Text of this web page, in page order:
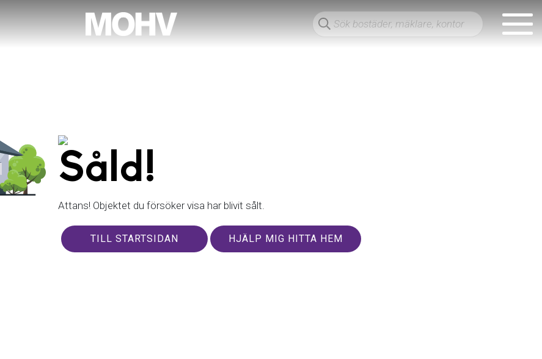
Såld!
Attans! Objektet du försöker visa har blivit sålt.
TILL STARTSIDAN HJÄLP MIG HITTA HEM